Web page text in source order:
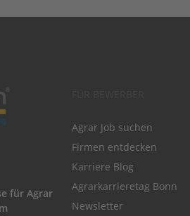
für Agrar
Agrar Job suchen
Firmen entdecken
Karriere Blog
Agrarkarrieretag Bonn
Newsletter